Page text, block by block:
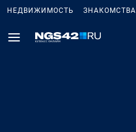
НЕДВИЖИМОСТЬ ЗНАКОМСТВА